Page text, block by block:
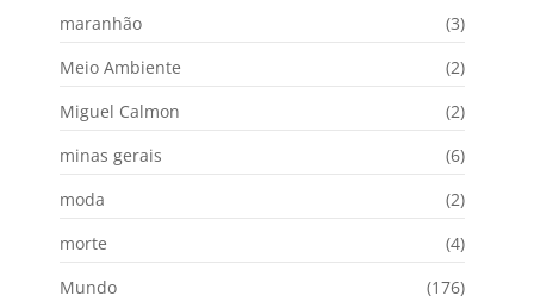
maranhão
(3)
Meio Ambiente
(2)
Miguel Calmon
(2)
minas gerais
(6)
moda
(2)
morte
(4)
Mundo
(176)